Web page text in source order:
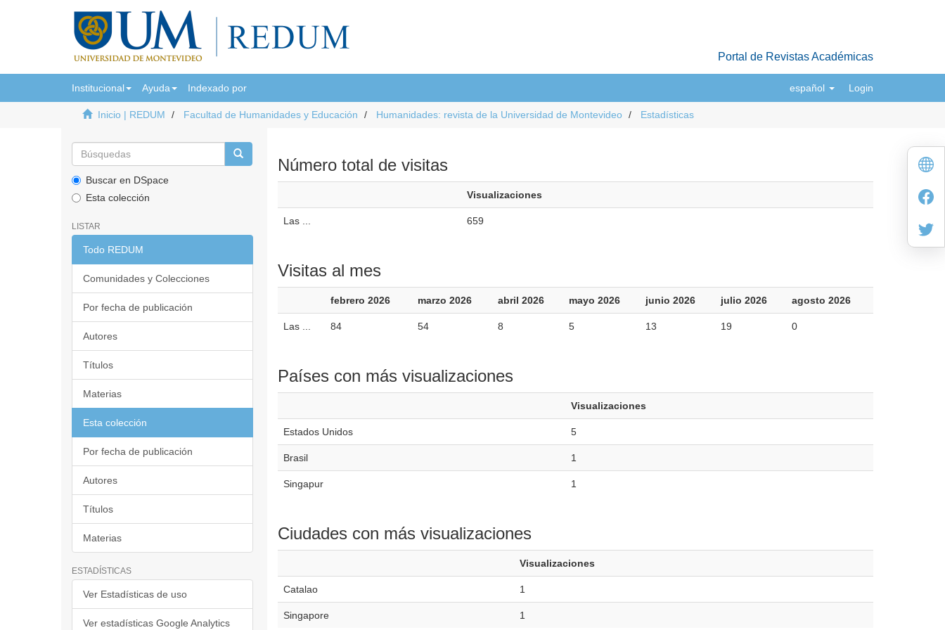
Portal de Revistas Académicas
Institucional Ayuda Indexado por español Login
Inicio | REDUM Facultad de Humanidades y Educación Humanidades: revista de la Universidad de Montevideo Estadísticas
Buscar en DSpace
Esta colección
LISTAR
Todo REDUM
Comunidades y Colecciones
Por fecha de publicación
Autores
Títulos
Materias
Esta colección
Por fecha de publicación
Autores
Títulos
Materias
ESTADÍSTICAS
Ver Estadísticas de uso
Ver estadísticas Google Analytics
Número total de visitas
Visualizaciones
Las ... 659
Visitas al mes
febrero 2026 marzo 2026 abril 2026 mayo 2026 junio 2026 julio 2026 agosto 2026
Las ... 84 54 8 5 13 19 0
Países con más visualizaciones
Visualizaciones
Estados Unidos 5
Brasil 1
Singapur 1
Ciudades con más visualizaciones
Visualizaciones
Catalao 1
Singapore 1